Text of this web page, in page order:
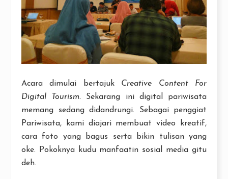
Acara dimulai bertajuk Creative Content For
Digital Tourism. Sekarang ini digital pariwisata
memang sedang didandrungi. Sebagai penggiat
Pariwisata, kami diajari membuat video kreatif,
cara foto yang bagus serta bikin tulisan yang
oke. Pokoknya kudu manfaatin sosial media gitu
deh.